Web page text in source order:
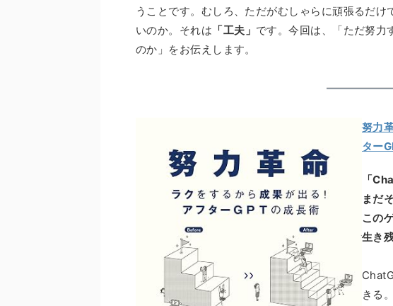
うことです。むしろ、ただがむしゃらに頑張るだ
いのか。それは 「工夫」 です。今回は、「ただ努力
のか」をお伝えします。
努力
ター
「
まだ
この
生き
きる